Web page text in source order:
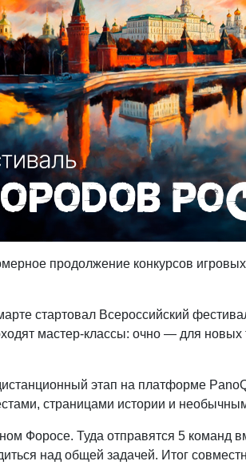
продолжение конкурсов
стартовал Всероссийский
мастер-классы: очно — для
этап на платформе
страницами истории и
Форосе. Туда отправятся 5 команд
над общей задачей. Итог